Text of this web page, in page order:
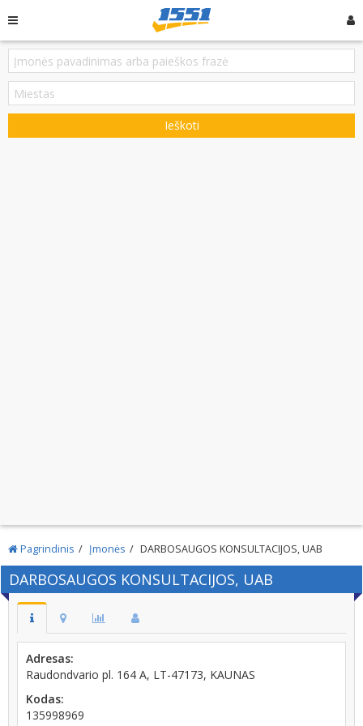
Ieškoti
Pagrindinis Įmonės DARBOSAUGOS KONSULTACIJOS, UAB
DARBOSAUGOS KONSULTACIJOS, UAB
Adresas:
Raudondvario pl. 164 A, LT-47173, KAUNAS
Kodas:
135998969